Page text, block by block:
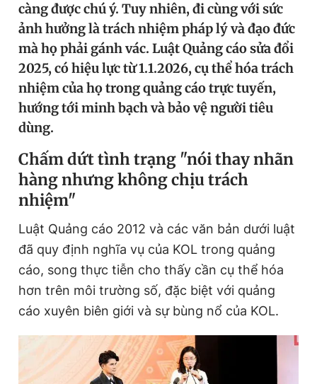
Sản phẩm khác
Tiện ích Bạn cần biết
Thông tin tòa soạn Liên hệ quảng cáo
Đọc Thanh Niên trên điện thoại
Theo dõi báo trên
Hotline
0906 645 777
Liên hệ quảng cáo
0908 780 404
càng được chú ý. Tuy nhiên, đi cùng với sức
ảnh hưởng là trách nhiệm pháp lý và đạo đức
mà họ phải gánh vác. Luật Quảng cáo sửa đổi
2025, có hiệu lực từ 1.1.2026, cụ thể hóa trách
nhiệm của họ trong quảng cáo trực tuyến,
hướng tới minh bạch và bảo vệ người tiêu
dùng.
Chấm dứt tình trạng "nói thay nhãn
hàng nhưng không chịu trách
nhiệm"
Luật Quảng cáo 2012 và các văn bản dưới luật
đã quy định nghĩa vụ của KOL trong quảng
cáo, song thực tiễn cho thấy cần cụ thể hóa
hơn trên môi trường số, đặc biệt với quảng
cáo xuyên biên giới và sự bùng nổ của KOL.